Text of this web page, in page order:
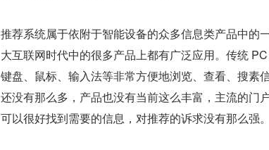
推荐系统属于依附于智能设备的众多信息类产品中的
大互联网时代中的很多产品上都有广泛应用。传统
键盘、鼠标、输入法等非常方便地浏览、查看、搜素
还没有那么多，产品也没有当前这么丰富，主流的门
可以很好找到需要的信息，对推荐的诉求没有那么强。